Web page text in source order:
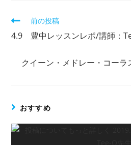
前の投稿
4.9 豊中レッスンレポ/講師：
クイーン・メドレー・コーラ
おすすめ